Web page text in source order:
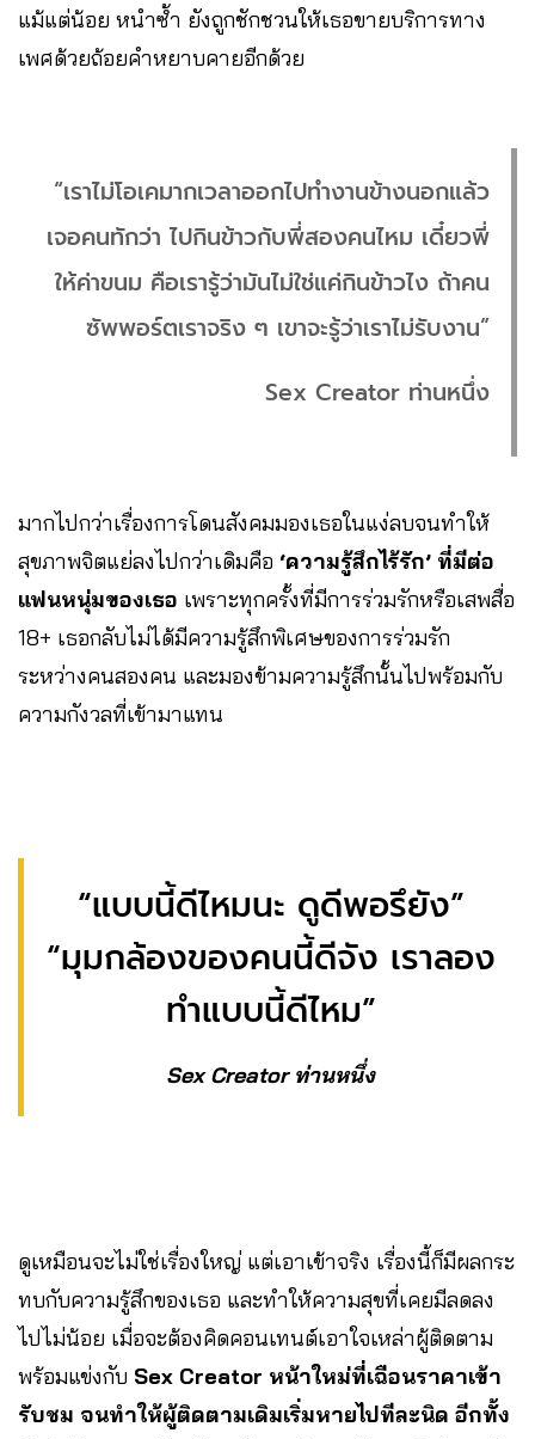
แม้แต่น้อย หนำซ้ำ ยังถูกชักชวนให้เธอขายบริการทาง
เพศด้วยถ้อยคำหยาบคายอีกด้วย
“เราไม่โอเคมากเวลาออกไปทำงานข้างนอกแล้ว
เจอคนทักว่า ไปกินข้าวกับพี่สองคนไหม เดี๋ยวพี่
ให้ค่าขนม คือเรารู้ว่ามันไม่ใช่แค่กินข้าวไง ถ้าคน
ซัพพอร์ตเราจริง ๆ เขาจะรู้ว่าเราไม่รับงาน”
Sex Creator ท่านหนึ่ง
มากไปกว่าเรื่องการโดนสังคมมองเธอในแง่ลบจนทำให้
สุขภาพจิตแย่ลงไปกว่าเดิมคือ ‘ความรู้สึกไร้รัก’ ที่มีต่อ
แฟนหนุ่มของเธอ เพราะทุกครั้งที่มีการร่วมรักหรือเสพสื่อ
18+ เธอกลับไม่ได้มีความรู้สึกพิเศษของการร่วมรัก
ระหว่างคนสองคน และมองข้ามความรู้สึกนั้นไปพร้อมกับ
ความกังวลที่เข้ามาแทน
“แบบนี้ดีไหมนะ ดูดีพอรึยัง”
“มุมกล้องของคนนี้ดีจัง เราลอง
ทำแบบนี้ดีไหม”
Sex Creator ท่านหนึ่ง
ดูเหมือนจะไม่ใช่เรื่องใหญ่ แต่เอาเข้าจริง เรื่องนี้ก็มีผลกระ
ทบกับความรู้สึกของเธอ และทำให้ความสุขที่เคยมีลดลง
ไปไม่น้อย เมื่อจะต้องคิดคอนเทนต์เอาใจเหล่าผู้ติดตาม
พร้อมแข่งกับ Sex Creator หน้าใหม่ที่เฉือนราคาเข้า
รับชม จนทำให้ผู้ติดตามเดิมเริ่มหายไปทีละนิด อีกทั้ง